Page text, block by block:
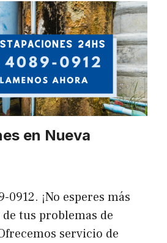
en Nueva
0912. ¡No esperes más
tus problemas de
servicio de